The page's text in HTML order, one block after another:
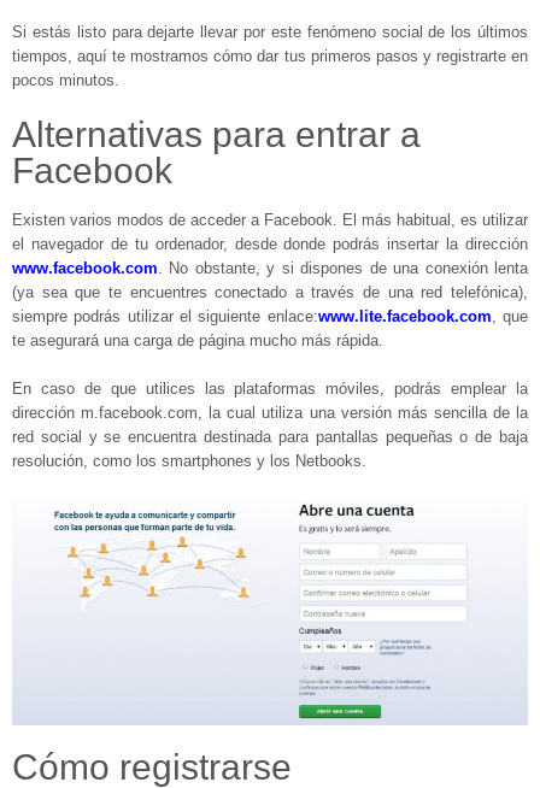
Si estás listo para dejarte llevar por este fenómeno social de los últimos
tiempos, aquí te mostramos cómo dar tus primeros pasos y registrarte en
pocos minutos.
Alternativas para entrar a
Facebook
Existen varios modos de acceder a Facebook. El más habitual, es utilizar
el navegador de tu ordenador, desde donde podrás insertar la dirección
www.facebook.com . No obstante, y si dispones de una conexión lenta
(ya sea que te encuentres conectado a través de una red telefónica),
siempre podrás utilizar el siguiente enlace:www.lite.facebook.com , que
te asegurará una carga de página mucho más rápida.
En caso de que utilices las plataformas móviles, podrás emplear la
dirección m.facebook.com, la cual utiliza una versión más sencilla de la
red social y se encuentra destinada para pantallas pequeñas o de baja
resolución, como los smartphones y los Netbooks.
Cómo registrarse